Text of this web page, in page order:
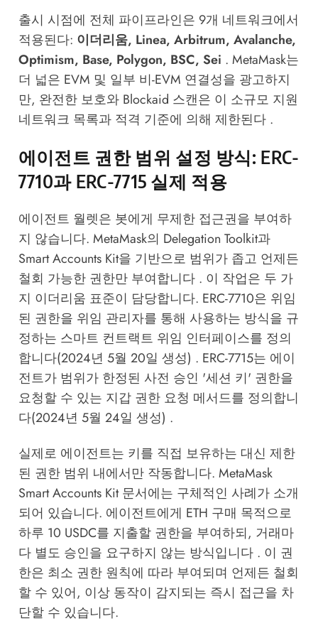
출시 시점에 전체 파이프라인은 9개 네트워크에서
적용된다: 이더리움, Linea, Arbitrum, Avalanche,
Optimism, Base, Polygon, BSC, Sei . MetaMask는
더 넓은 EVM 및 일부 비-EVM 연결성을 광고하지
만, 완전한 보호와 Blockaid 스캔은 이 소규모 지원
네트워크 목록과 적격 기준에 의해 제한된다 .
에이전트 권한 범위 설정 방식: ERC-
7710과 ERC-7715 실제 적용
에이전트 월렛은 봇에게 무제한 접근권을 부여하
지 않습니다. MetaMask의 Delegation Toolkit과
Smart Accounts Kit을 기반으로 범위가 좁고 언제든
철회 가능한 권한만 부여합니다 . 이 작업은 두 가
지 이더리움 표준이 담당합니다. ERC-7710은 위임
된 권한을 위임 관리자를 통해 사용하는 방식을 규
정하는 스마트 컨트랙트 위임 인터페이스를 정의
합니다(2024년 5월 20일 생성) . ERC-7715는 에이
전트가 범위가 한정된 사전 승인 '세션 키' 권한을
요청할 수 있는 지갑 권한 요청 메서드를 정의합니
다(2024년 5월 24일 생성) .
실제로 에이전트는 키를 직접 보유하는 대신 제한
된 권한 범위 내에서만 작동합니다. MetaMask
Smart Accounts Kit 문서에는 구체적인 사례가 소개
되어 있습니다. 에이전트에게 ETH 구매 목적으로
하루 10 USDC를 지출할 권한을 부여하되, 거래마
다 별도 승인을 요구하지 않는 방식입니다 . 이 권
한은 최소 권한 원칙에 따라 부여되며 언제든 철회
할 수 있어, 이상 동작이 감지되는 즉시 접근을 차
단할 수 있습니다.